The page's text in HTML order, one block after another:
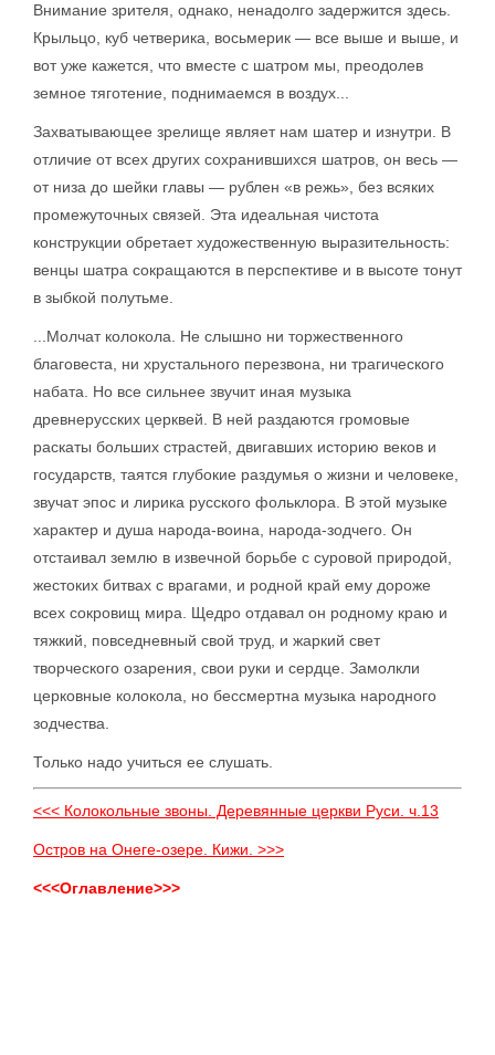
Внимание зрителя, однако, ненадолго задержится здесь.
Крыльцо, куб четверика, восьмерик — все выше и выше, и
вот уже кажется, что вместе с шатром мы, преодолев
земное тяготение, поднимаемся в воздух...
Захватывающее зрелище являет нам шатер и изнутри. В
отличие от всех других сохранившихся шатров, он весь —
от низа до шейки главы — рублен «в режь», без всяких
промежуточных связей. Эта идеальная чистота
конструкции обретает художественную выразительность:
венцы шатра сокращаются в перспективе и в высоте тонут
в зыбкой полутьме.
...Молчат колокола. Не слышно ни торжественного
благовеста, ни хрустального перезвона, ни трагического
набата. Но все сильнее звучит иная музыка
древнерусских церквей. В ней раздаются громовые
раскаты больших страстей, двигавших историю веков и
государств, таятся глубокие раздумья о жизни и человеке,
звучат эпос и лирика русского фольклора. В этой музыке
характер и душа народа-воина, народа-зодчего. Он
отстаивал землю в извечной борьбе с суровой природой,
жестоких битвах с врагами, и родной край ему дороже
всех сокровищ мира. Щедро отдавал он родному краю и
тяжкий, повседневный свой труд, и жаркий свет
творческого озарения, свои руки и сердце. Замолкли
церковные колокола, но бессмертна музыка народного
зодчества.
Только надо учиться ее слушать.
<<< Колокольные звоны. Деревянные церкви Руси. ч.13
Остров на Онеге-озере. Кижи. >>>
<<<Оглавление>>>